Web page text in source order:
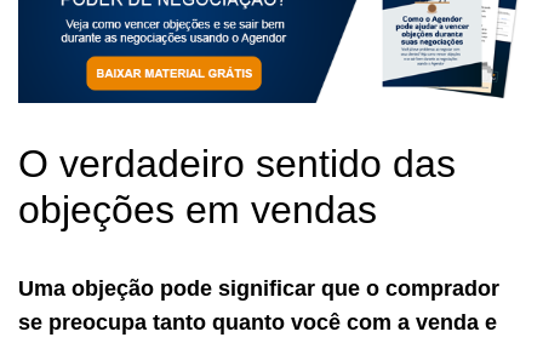
O verdadeiro sentido das
objeções em vendas
Uma objeção pode significar que o comprador
se preocupa tanto quanto você com a venda e